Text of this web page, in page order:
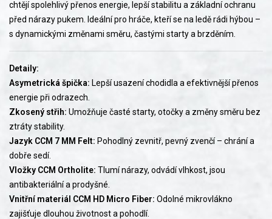
chtějí spolehlivý přenos energie, lepší stabilitu a základní ochranu
před nárazy pukem. Ideální pro hráče, kteří se na ledě rádi hýbou –
s dynamickými změnami směru, častými starty a brzděním.
Detaily:
Asymetrická špička: Lepší usazení chodidla a efektivnější přenos
energie při odrazech.
Zkosený střih: Umožňuje časté starty, otočky a změny směru bez
ztráty stability.
Jazyk CCM 7 MM Felt: Pohodlný zevnitř, pevný zvenčí – chrání a
dobře sedí.
Vložky CCM Ortholite: Tlumí nárazy, odvádí vlhkost, jsou
antibakteriální a prodyšné.
Vnitřní materiál CCM HD Micro Fiber: Odolné mikrovlákno
zajišťuje dlouhou životnost a pohodlí.